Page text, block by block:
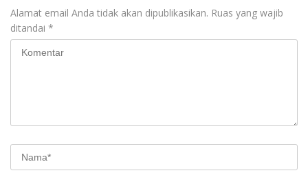
Alamat email Anda tidak akan dipublikasikan. Ruas yang wajib
ditandai *